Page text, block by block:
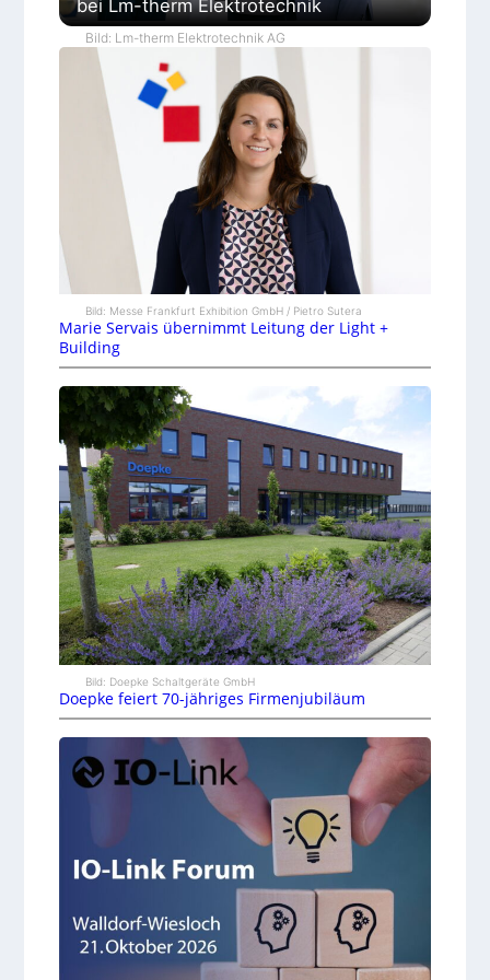
bei Lm-therm Elektrotechnik
Bild: Lm-therm Elektrotechnik AG
Bild: Messe Frankfurt Exhibition GmbH / Pietro Sutera
Marie Servais übernimmt Leitung der Light +
Building
Bild: Doepke Schaltgeräte GmbH
Doepke feiert 70-jähriges Firmenjubiläum